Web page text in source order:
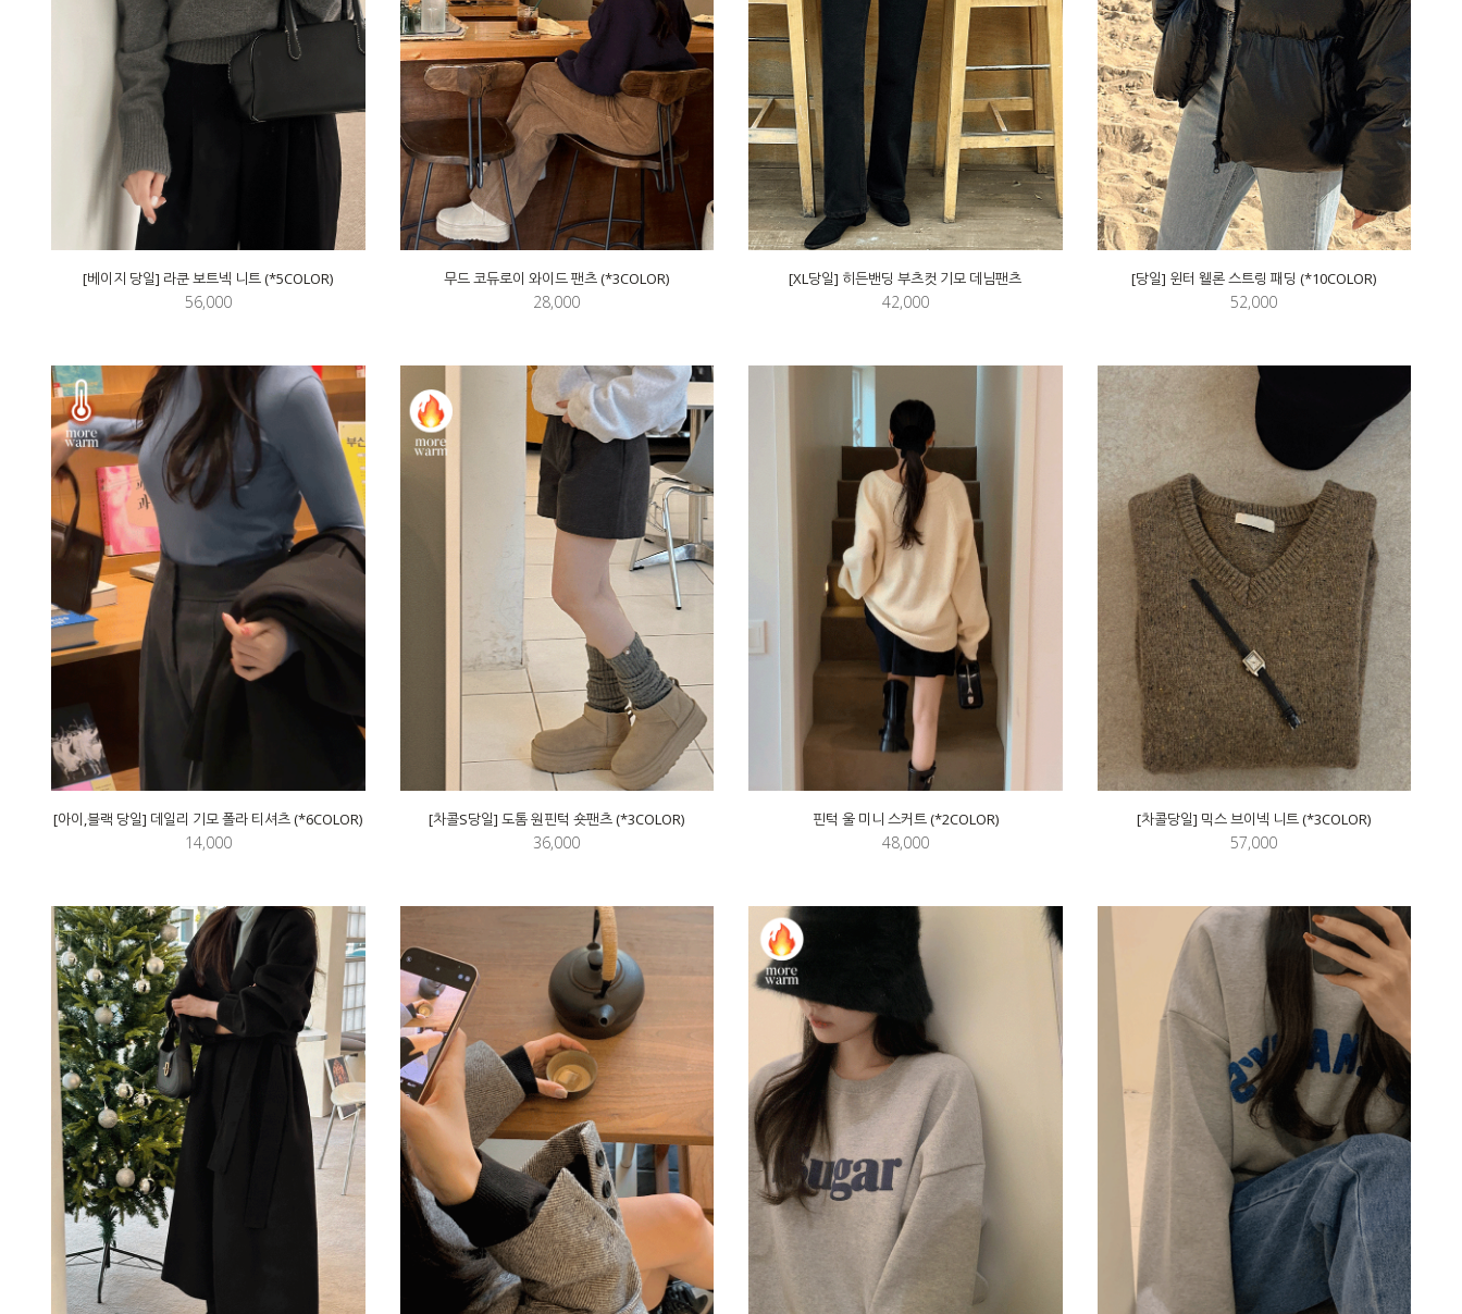
[베이지 당일] 라쿤 보트넥 니트 (*5COLOR)
56,000
무드 코듀로이 와이드 팬츠 (*3COLOR)
28,000
[XL당일] 히든밴딩 부츠컷 기모 데님팬츠
42,000
[당일] 윈터 웰론 스트링 패딩 (*10COLOR)
52,000
[아이,블랙 당일] 데일리 기모 폴라 티셔츠 (*6COLOR)
14,000
[차콜S당일] 도톰 원핀턱 숏팬츠 (*3COLOR)
36,000
핀턱 울 미니 스커트 (*2COLOR)
48,000
[차콜당일] 믹스 브이넥 니트 (*3COLOR)
57,000